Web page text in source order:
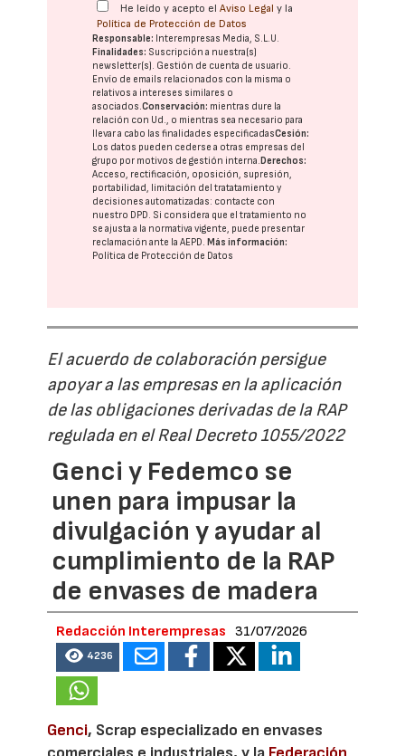
He leído y acepto elAviso Legal y la
Política de Protección de Datos
Responsable: Interempresas Media, S.L.U.
Finalidades: Suscripción a nuestra(s)
newsletter(s). Gestión de cuenta de usuario.
Envío de emails relacionados con la misma o
relativos a intereses similares o
asociados.Conservación: mientras dure la
relación con Ud., o mientras sea necesario para
llevar a cabo las finalidades especificadasCesión:
Los datos pueden cederse a otras empresas del
grupo por motivos de gestión interna.Derechos:
Acceso, rectificación, oposición, supresión,
portabilidad, limitación del tratatamiento y
decisiones automatizadas: contacte con
nuestro DPD. Si considera que el tratamiento no
se ajusta a la normativa vigente, puede presentar
reclamación ante laAEPD.Más información:
Política de Protección de Datos
El acuerdo de colaboración persigue
apoyar a las empresas en la aplicación
de las obligaciones derivadas de la RAP
regulada en el Real Decreto 1055/2022
Genci y Fedemco se
unen para impusar la
divulgación y ayudar al
cumplimiento de la RAP
de envases de madera
Redacción Interempresas 31/07/2026
4236
Genci, Scrap especializado en envases